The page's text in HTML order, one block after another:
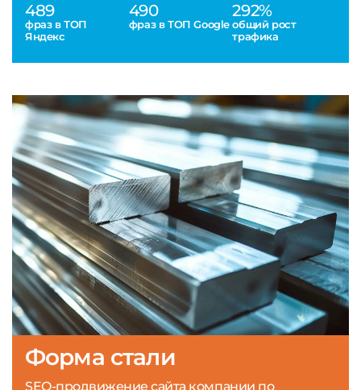
489
фраз в ТОП
Яндекс
490
фраз в ТОП Google
292%
общий рост
трафика
Форма стали
SEO-продвижение сайта компании по